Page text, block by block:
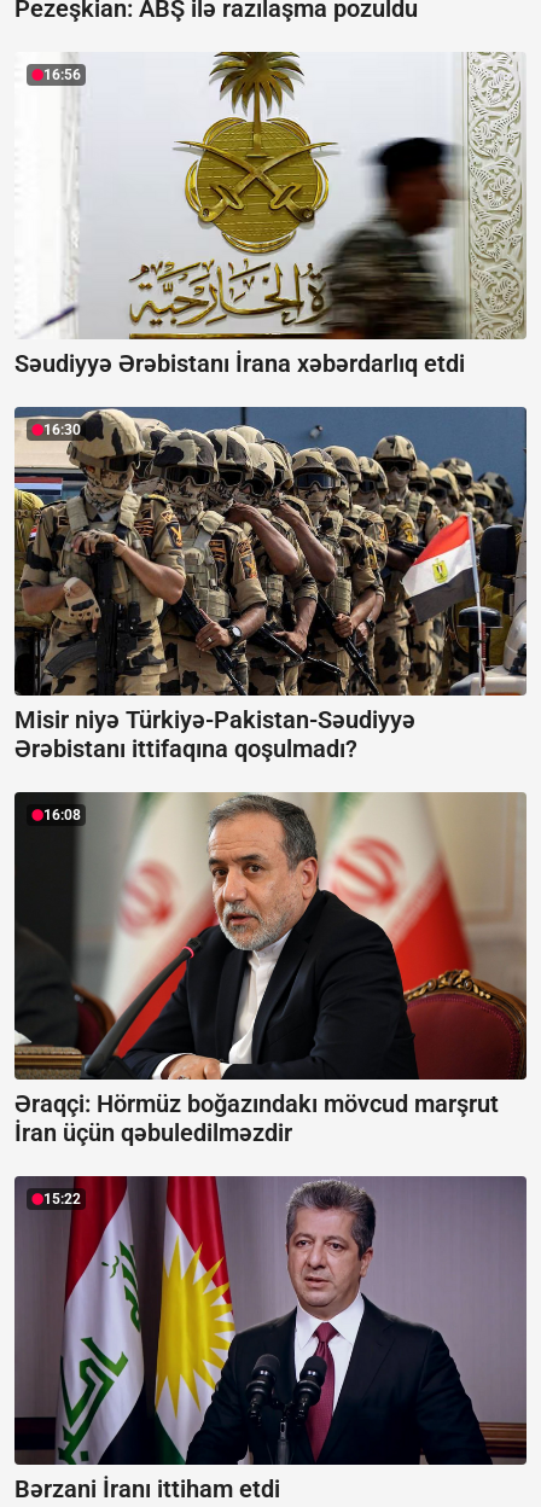
Pezeşkian: ABŞ ilə razılaşma pozuldu
16:56
Səudiyyə Ərəbistanı İrana xəbərdarlıq etdi
16:30
Misir niyə Türkiyə-Pakistan-Səudiyyə
Ərəbistanı ittifaqına qoşulmadı?
16:08
Əraqçi: Hörmüz boğazındakı mövcud marşrut
İran üçün qəbuledilməzdir
15:22
Bərzani İranı ittiham etdi